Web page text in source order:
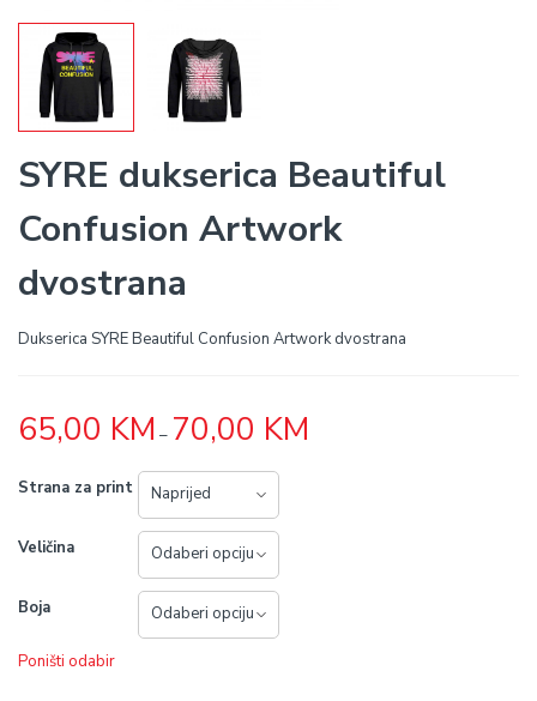
SYRE dukserica Beautiful
Confusion Artwork
dvostrana
Dukserica SYRE Beautiful Confusion Artwork dvostrana
65,00 KM – 70,00 KM
Strana za print
Veličina
Boja
Poništi odabir